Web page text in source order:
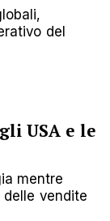
del
USA e le
mentre
vendite